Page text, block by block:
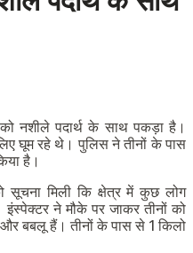
नशीले पदार्थ के साथ पकड़ा है।
घूम रहे थे। पुलिस ने तीनों के पास
है।
सूचना मिली कि क्षेत्र में कुछ लोग
ने मौके पर जाकर तीनों को
बबलू हैं। तीनों के पास से 1 किलो